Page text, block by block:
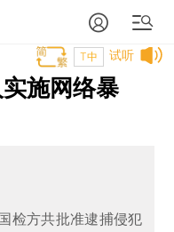
试听
T中
施网络暴
检方共批准逮捕侵犯